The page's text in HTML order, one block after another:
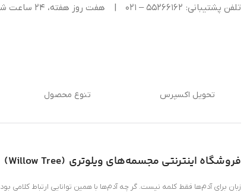
تلفن پشتیبانی: ۵۵۲۶۶۱۶۲ – ۰۲۱ | هفت روز هفته، ۲۴ ساعت شبانه‌روز پاسخگوی شما هستیم.
تحویل اکسپرس تنوع محصول
فروشگاه اینترنتی مجسمه‌های ویلوتری (Willow Tree
)
زبان برای آدم‌ها فقط کلمه نیست. گر چه آدم‌ها با همین توانایی ارتباط کلامی